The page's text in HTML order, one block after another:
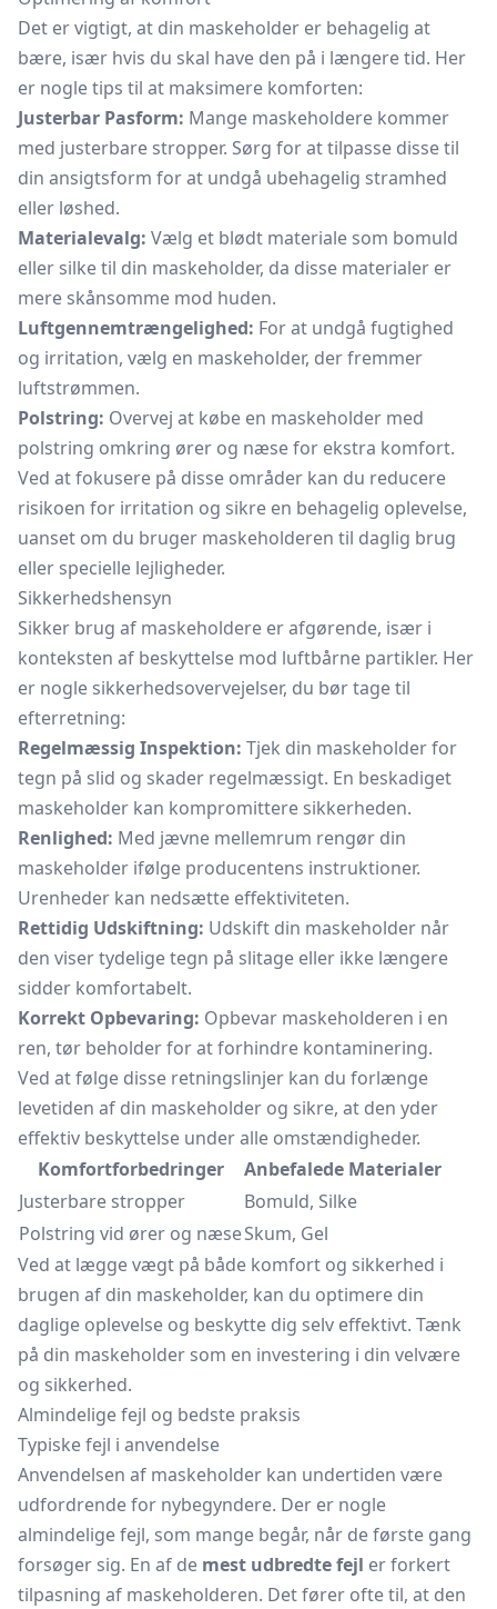
Det er vigtigt, at din maskeholder er behagelig at
bære, især hvis du skal have den på i længere tid. Her
er nogle tips til at maksimere komforten:
Justerbar Pasform: Mange maskeholdere kommer
med justerbare stropper. Sørg for at tilpasse disse til
din ansigtsform for at undgå ubehagelig stramhed
eller løshed.
Materialevalg: Vælg et blødt materiale som bomuld
eller silke til din maskeholder, da disse materialer er
mere skånsomme mod huden.
Luftgennemtrængelighed: For at undgå fugtighed
og irritation, vælg en maskeholder, der fremmer
luftstrømmen.
Polstring: Overvej at købe en maskeholder med
polstring omkring ører og næse for ekstra komfort.
Ved at fokusere på disse områder kan du reducere
risikoen for irritation og sikre en behagelig oplevelse,
uanset om du bruger maskeholderen til daglig brug
eller specielle lejligheder.
Sikkerhedshensyn
Sikker brug af maskeholdere er afgørende, især i
konteksten af beskyttelse mod luftbårne partikler. Her
er nogle sikkerhedsovervejelser, du bør tage til
efterretning:
Regelmæssig Inspektion: Tjek din maskeholder for
tegn på slid og skader regelmæssigt. En beskadiget
maskeholder kan kompromittere sikkerheden.
Renlighed: Med jævne mellemrum rengør din
maskeholder ifølge producentens instruktioner.
Urenheder kan nedsætte effektiviteten.
Rettidig Udskiftning: Udskift din maskeholder når
den viser tydelige tegn på slitage eller ikke længere
sidder komfortabelt.
Korrekt Opbevaring: Opbevar maskeholderen i en
ren, tør beholder for at forhindre kontaminering.
Ved at følge disse retningslinjer kan du forlænge
levetiden af din maskeholder og sikre, at den yder
effektiv beskyttelse under alle omstændigheder.
Komfortforbedringer
Anbefalede Materialer
Justerbare stropper
Bomuld, Silke
Polstring vid ører og næseSkum, Gel
Ved at lægge vægt på både komfort og sikkerhed i
brugen af din maskeholder, kan du optimere din
daglige oplevelse og beskytte dig selv effektivt. Tænk
på din maskeholder som en investering i din velvære
og sikkerhed.
Almindelige fejl og bedste praksis
Typiske fejl i anvendelse
Anvendelsen af maskeholder kan undertiden være
udfordrende for nybegyndere. Der er nogle
almindelige fejl, som mange begår, når de første gang
forsøger sig. En af de mest udbredte fejl er forkert
tilpasning af maskeholderen. Det fører ofte til, at den